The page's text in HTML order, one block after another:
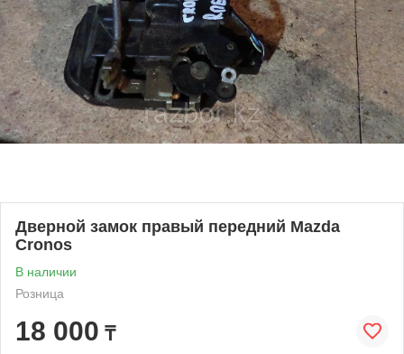
Дверной замок правый передний Mazda
Cronos
В наличии
Розница
18 000 ₸